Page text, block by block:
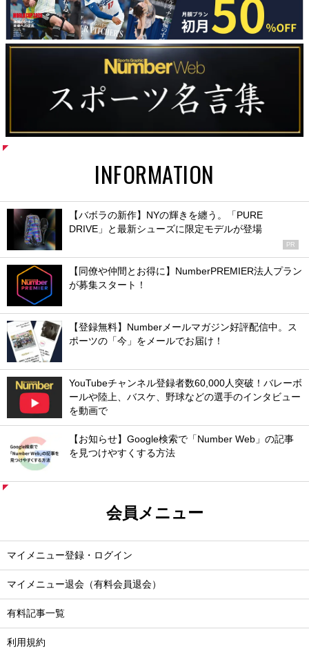
INFORMATION
【バボラの新作】NYの輝きを纏う。「PURE
DRIVE」と最新シューズに限定モデルが登場
PR
【同僚や仲間とお得に】NumberPREMIER法人プラン
が募集スタート！
【登録無料】Numberメールマガジン好評配信中。ス
ポーツの「今」をメールでお届け！
YouTubeチャンネル登録者数60,000人突破！バレーボ
ールや陸上、バスケ、野球などの選手のインタビュー
を動画で
【お知らせ】Google検索で「Number Web」の記事
を見つけやすくする方法
会員メニュー
マイメニュー登録・ログイン
マイメニュー退会（有料会員退会）
有料記事一覧
利用規約